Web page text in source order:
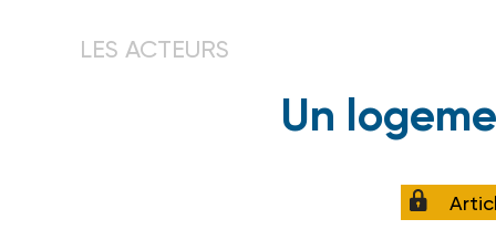
LES ACTEURS
Un